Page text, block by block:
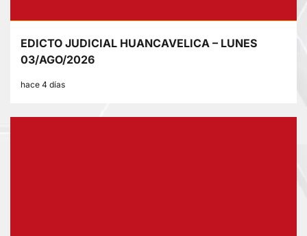
EDICTO JUDICIAL HUANCAVELICA – LUNES
03/AGO/2026
hace 4 días